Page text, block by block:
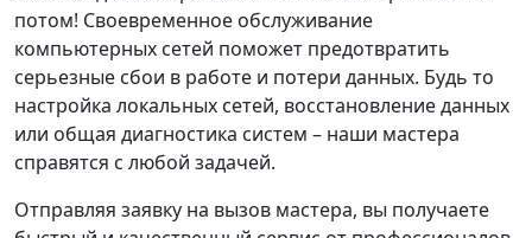
потом! Своевременное обслуживание
компьютерных сетей поможет предотвратить
серьезные сбои в работе и потери данных. Будь то
настройка локальных сетей, восстановление данных
или общая диагностика систем – наши мастера
справятся с любой задачей.
Отправляя заявку на вызов мастера, вы получаете